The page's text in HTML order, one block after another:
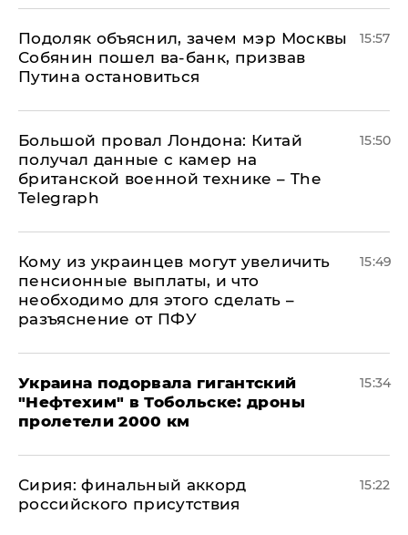
Подоляк объяснил, зачем мэр Москвы
Собянин пошел ва-банк, призвав
Путина остановиться
15:57
Большой провал Лондона: Китай
получал данные с камер на
британской военной технике – The
Telegraph
15:50
Кому из украинцев могут увеличить
пенсионные выплаты, и что
необходимо для этого сделать –
разъяснение от ПФУ
15:49
Украина подорвала гигантский
"Нефтехим" в Тобольске: дроны
пролетели 2000 км
15:34
​Сирия: финальный аккорд
российского присутствия
15:22